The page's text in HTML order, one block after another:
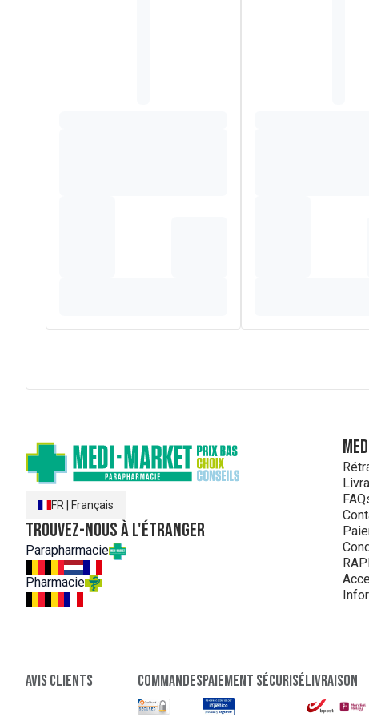
FR Français
Trouvez-nous à l'étranger
Parapharmacie
Pharmacie
Avis clients Commandespaiement sécuriséLivraison